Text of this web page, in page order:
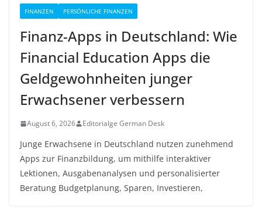
FINANZEN PERSÖNLICHE FINANZEN
Finanz-Apps in Deutschland: Wie
Financial Education Apps die
Geldgewohnheiten junger
Erwachsener verbessern
August 6, 2026 Editorialge German Desk
Junge Erwachsene in Deutschland nutzen zunehmend
Apps zur Finanzbildung, um mithilfe interaktiver
Lektionen, Ausgabenanalysen und personalisierter
Beratung Budgetplanung, Sparen, Investieren,